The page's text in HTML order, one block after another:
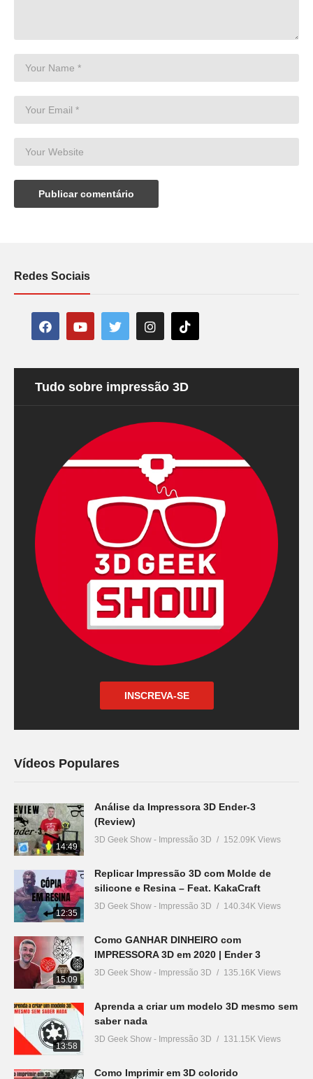
Redes Sociais
Tudo sobre impressão 3D
INSCREVA-SE
Vídeos Populares
14:49
Análise da Impressora 3D Ender-3
(Review)
3D Geek Show - Impressão 3D 152.09K Views
12:35
Replicar Impressão 3D com Molde de
silicone e Resina – Feat. KakaCraft
3D Geek Show - Impressão 3D 140.34K Views
15:09
Como GANHAR DINHEIRO com
IMPRESSORA 3D em 2020 | Ender 3
3D Geek Show - Impressão 3D 135.16K Views
13:58
Aprenda a criar um modelo 3D mesmo sem
saber nada
3D Geek Show - Impressão 3D 131.15K Views
Como Imprimir em 3D colorido